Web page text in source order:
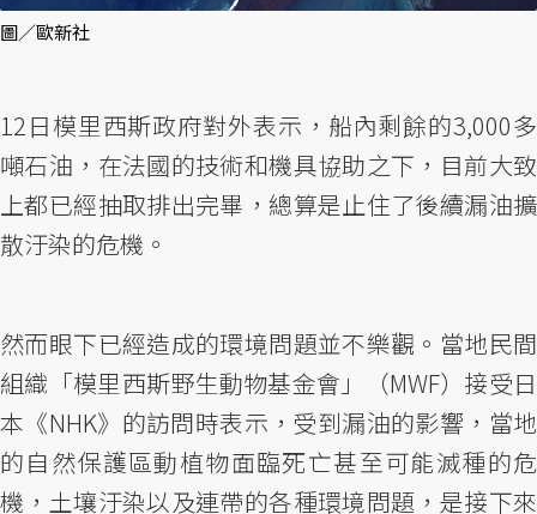
圖／歐新社
12日模里西斯政府對外表示，船內剩餘的3,000多
噸石油，在法國的技術和機具協助之下，目前大致
上都已經抽取排出完畢，總算是止住了後續漏油擴
散汙染的危機。
然而眼下已經造成的環境問題並不樂觀。當地民間
組織「模里西斯野生動物基金會」（MWF）接受日
本《NHK》的訪問時表示，受到漏油的影響，當地
的自然保護區動植物面臨死亡甚至可能滅種的危
機，土壤汙染以及連帶的各種環境問題，是接下來